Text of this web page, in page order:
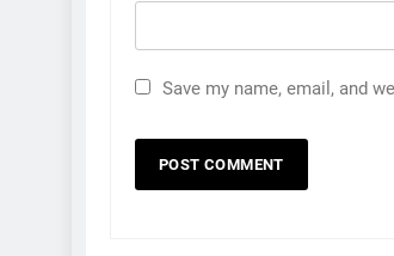
Save my name, email, and